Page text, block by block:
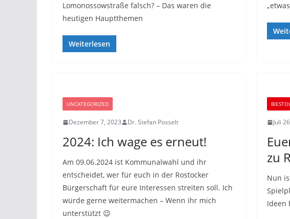
Lomonossowstraße falsch? – Das waren die
heutigen Hauptthemen
Weiterlesen
UNCATEGORIZED
Dezember 7, 2023 Dr. Stefan Posselt
2024: Ich wage es erneut!
Am 09.06.2024 ist Kommunalwahl und ihr
entscheidet, wer für euch in der Rostocker
Bürgerschaft für eure Interessen streiten soll. Ich
würde gerne weitermachen – Wenn ihr mich
unterstützt 😉
Juli
zu
Nun
Ideen